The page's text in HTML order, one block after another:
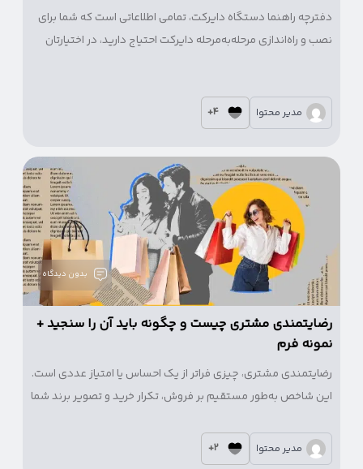
دفترچه راهنما دستگاه دایرکت، تمامی اطلاعاتی است که شما برای
نصب و راه‌اندازی مرحله‌به‌مرحله دایرکت احتیاج دارید، در اختیارتان
مدیر محتوا 4+
بدون دیدگاه
رضایتمندی مشتری چیست و چگونه باید آن را سنجید +
نمونه فرم
رضایتمندی مشتری، چیزی فراتر از یک احساس یا امتیاز عددی است.
این شاخص به‌طور مستقیم بر فروش، تکرار خرید و تصویر برند شما
مدیر محتوا 2+